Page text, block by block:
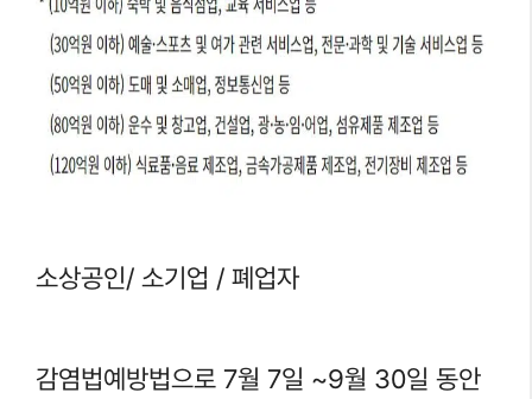
소상공인/ 소기업 / 폐업자
감염법예방법으로 7월 7일 ~9월 30일 동안